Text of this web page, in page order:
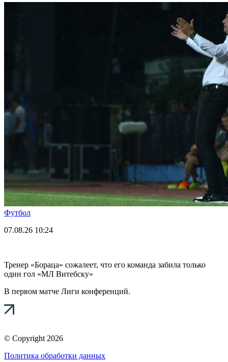
Футбол
07.08.26 10:24
Тренер «Бораца» сожалеет, что его команда забила только
один гол «МЛ Витебску»
В первом матче Лиги конференций.
© Copyright 2026
Политика обработки данных